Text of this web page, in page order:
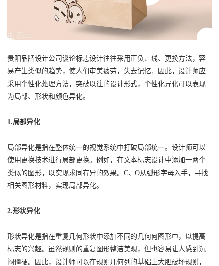
贵阳品牌设计公司谈论标志设计往往采用正负、线、更换方法，容
易产生类似的趋势，使人们审美疲劳，失去记忆，因此，设计师应
采用个性化处理方法，突破以往的设计形式，个性化异化可以表现
为局部、形状和颜色异化。
1.局部异化
局部异化是指在整体统一的视觉系统中打破局部统一。设计师可以
使用更换技术进行局部更换。例如，在文本标志设计中添加一两个
类似的图形，以实现求同存异的效果。C、O从弧形字母入手，寻找
相关图形材料，实现局部异化。
2.形状异化
形状异化是指在重复几何形状中添加不同的几何何图形中，以提高
标志的兴趣。虽然规则的重复图形整洁美观，但也容易让人感到沉
闷僵硬。因此，设计师可以在规则几何列的基础上大胆破坏规则，